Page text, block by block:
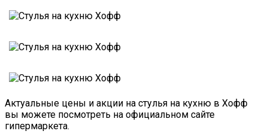
Актуальные цены и акции на стулья на кухню в Хофф
вы можете посмотреть на официальном сайте
гипермаркета.